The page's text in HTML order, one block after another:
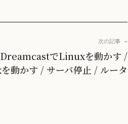
次の記事 →
でLinuxを動かす /
動かす / サーバ停止 / ルータ